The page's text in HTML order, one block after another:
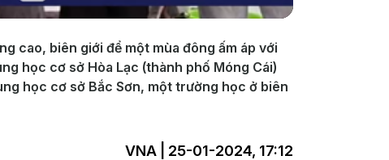
cao, biên giới để một mùa đông ấm áp với
học cơ sở Hòa Lạc (thành phố Móng Cái)
học cơ sở Bắc Sơn, một trường học ở biên
VNA | 25-01-2024, 17:12